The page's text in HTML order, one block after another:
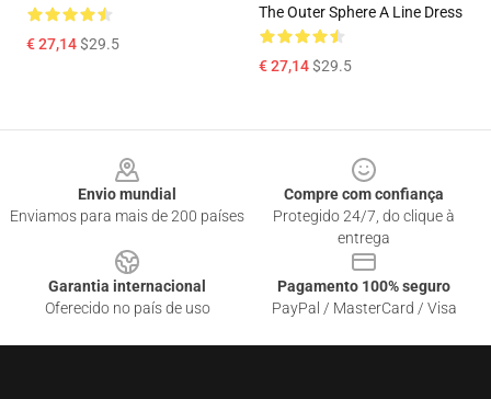
€ 27,14$29.5
The Outer Sphere A Line Dress
€ 27,14$29.5
Envio mundial
Enviamos para mais de 200 países
Compre com confiança
Protegido 24/7, do clique à
entrega
Garantia internacional
Oferecido no país de uso
Pagamento 100% seguro
PayPal / MasterCard / Visa